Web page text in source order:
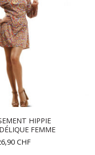
HIPPIE
FEMME
CHF